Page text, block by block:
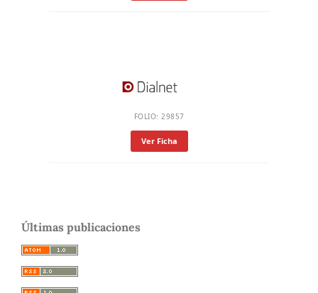
FOLIO: 29857
Ver Ficha
Últimas publicaciones